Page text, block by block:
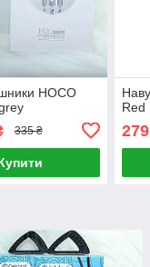
HOCO
335 ₴
Red